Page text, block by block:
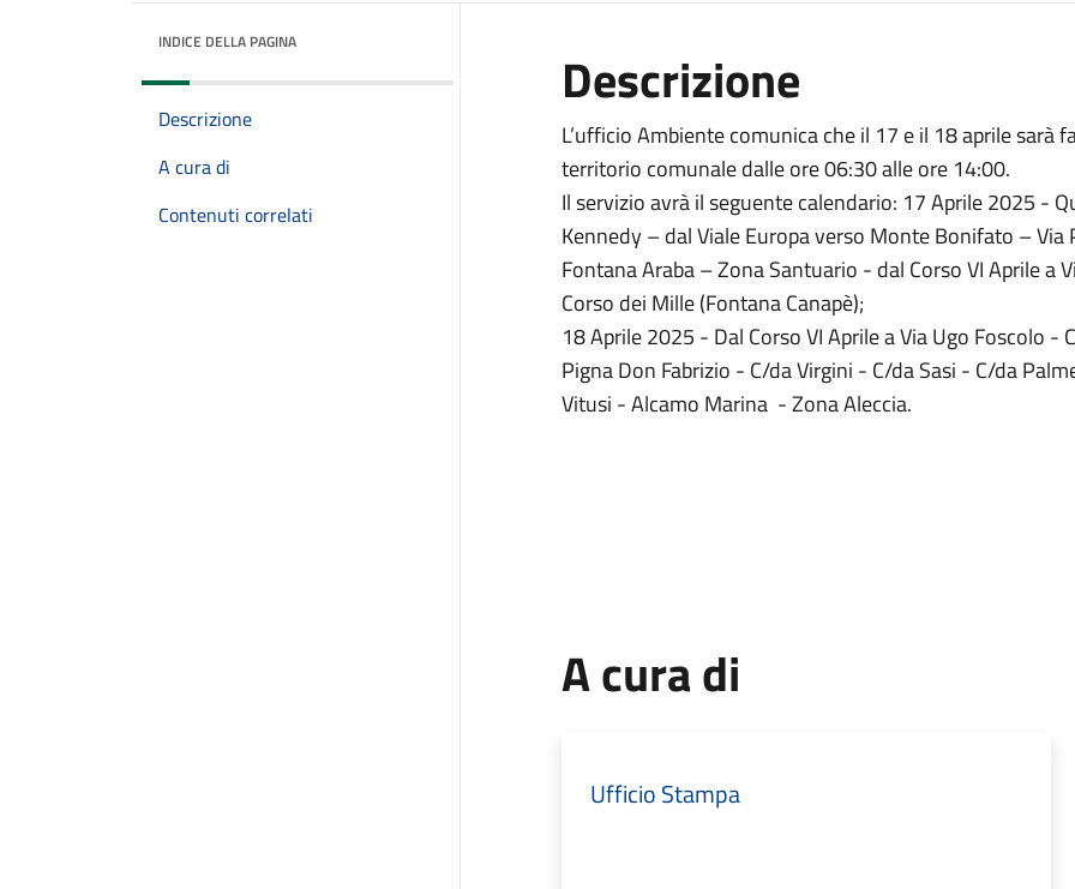
INDICE DELLA PAGINA
Descrizione
A cura di
Contenuti correlati
Descrizione
L’ufficio Ambiente comunica che il 17 e il 18 aprile
territorio comunale dalle ore 06:30 alle ore 14:00.
Il servizio avrà il seguente calendario: 17 Aprile 2025 -
Kennedy – dal Viale Europa verso Monte Bonifato –
Fontana Araba – Zona Santuario - dal Corso VI Aprile a
Corso dei Mille (Fontana Canapè);
18 Aprile 2025 - Dal Corso VI Aprile a Via Ugo Foscolo
Pigna Don Fabrizio - C/da Virgini - C/da Sasi - C/da
Vitusi - Alcamo Marina - Zona Aleccia.
A cura di
Ufficio Stampa